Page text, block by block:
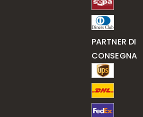
PARTNER DI
CONSEGNA